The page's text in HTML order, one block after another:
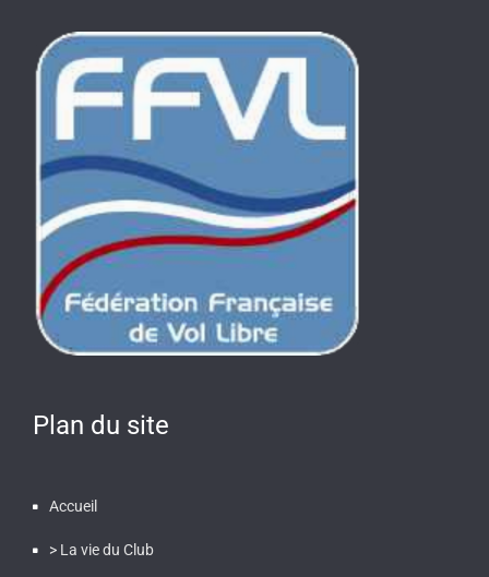
Plan du site
Accueil
> La vie du Club